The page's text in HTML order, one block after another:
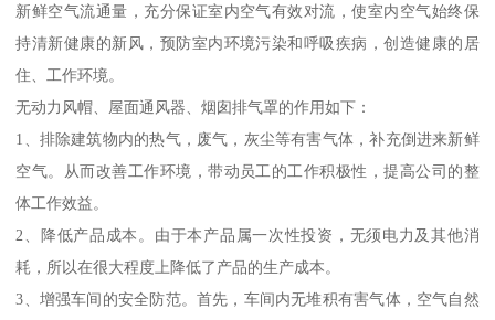
新鲜空气流通量，充分保证室内空气有效对流，使室内空气始终保
持清新健康的新风，预防室内环境污染和呼吸疾病，创造健康的居
住、工作环境。
无动力风帽、屋面通风器、烟囱排气罩的作用如下：
1、排除建筑物内的热气，废气，灰尘等有害气体，补充倒进来新鲜
空气。从而改善工作环境，带动员工的工作积极性，提高公司的整
体工作效益。
2、降低产品成本。由于本产品属一次性投资，无须电力及其他消
耗，所以在很大程度上降低了产品的生产成本。
3、增强车间的安全防范。首先，车间内无堆积有害气体，空气自然